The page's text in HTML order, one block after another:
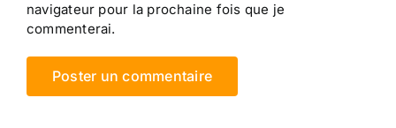
navigateur pour la prochaine fois que je
commenterai.